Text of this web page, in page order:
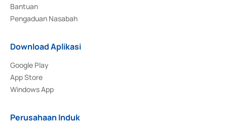
Bantuan
Pengaduan Nasabah
Download Aplikasi
Google Play
App Store
Windows App
Perusahaan Induk